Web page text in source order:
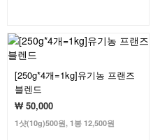
[250g*4개=1kg]유기농 프랜즈
블렌드
₩ 50,000
1샷(10g)500원, 1봉 12,500원